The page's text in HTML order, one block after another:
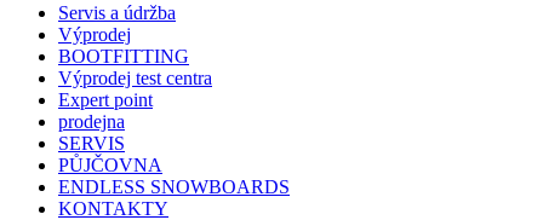
Servis a údržba
Výprodej
BOOTFITTING
Výprodej test centra
Expert point
prodejna
SERVIS
PŮJČOVNA
ENDLESS SNOWBOARDS
KONTAKTY